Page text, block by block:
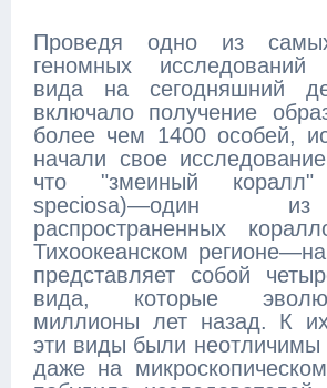
Проведя одно из
геномных исследований
вида на сегодняшний
включало получение
более чем 1400 особей,
начали свое
что "змеиный коралл"
speciosa)—один
распространенных
Тихоокеанском
представляет собой
вида, которые
миллионы лет назад. К
эти виды были неотличимы
даже на